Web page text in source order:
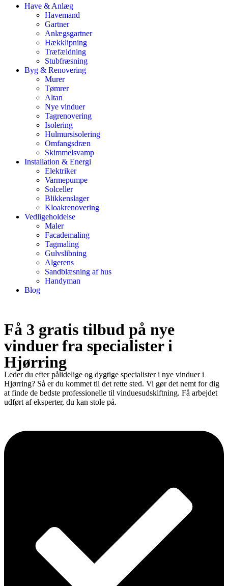
Have & Anlæg
Havemand
Gartner
Anlægsgartner
Hækklipning
Træfældning
Stubfræsning
Byg & Renovering
Murer
Tømrer
Altan
Nye vinduer
Tagrenovering
Isolering
Hulmursisolering
Omfangsdræn
Skimmelsvamp
Installation & Energi
Elektriker
Varmepumpe
Solceller
Blikkenslager
Kloakrenovering
Vedligeholdelse
Maler
Facademaling
Tagmaling
Gulvslibning
Algerens
Sandblæsning af hus
Handyman
Blog
Få 3 gratis tilbud på nye
vinduer fra specialister i
Hjørring
Leder du efter pålidelige og dygtige specialister i nye vinduer i
Hjørring? Så er du kommet til det rette sted. Vi gør det nemt for dig
at finde de bedste professionelle til vinduesudskiftning. Få arbejdet
udført af eksperter, du kan stole på.